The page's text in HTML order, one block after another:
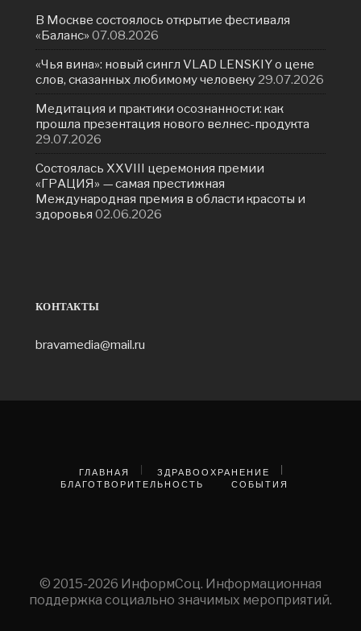
В Москве состоялось открытие фестиваля
«Баланс» 07.08.2026
«Чья вина»: новый сингл VLAD LENSKIY о цене
слов, сказанных любимому человеку29.07.2026
Медитация и практики осознанности: как
прошла презентация нового велнес-продукта
29.07.2026
Состоялась ХXVIII церемония премии
«ГРАЦИЯ» — самая престижная
Международная премия в области красоты и
здоровья 02.06.2026
КОНТАКТЫ
bravamedia@mail.ru
ГЛАВНАЯ
ЗДРАВООХРАНЕНИЕ
БЛАГОТВОРИТЕЛЬНОСТЬ
СОБЫТИЯ
© 2015-2026 ИнформСоц. Информационная
поддержка социально значимых мероприятий.